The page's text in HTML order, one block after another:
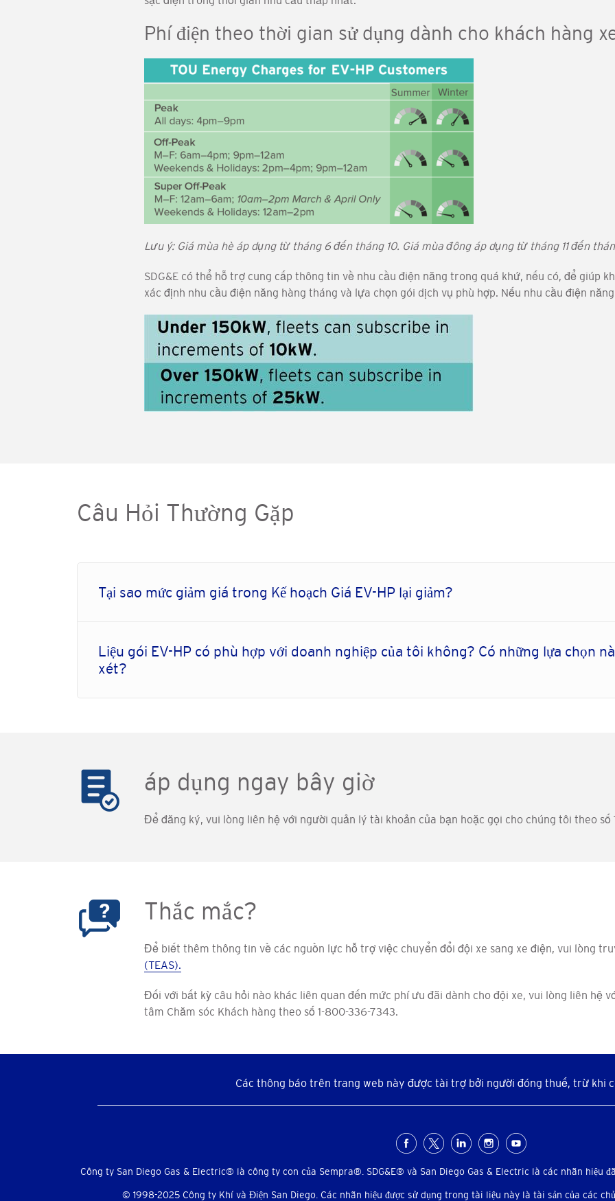
Phí điện theo thời gian sử dụng dành cho khách hàng
ảnh
Lưu ý: Giá mùa hè áp dụng từ tháng 6 đến tháng 10. Giá mùa đông áp dụng từ tháng 11 đến
SDG&E có thể hỗ trợ cung cấp thông tin về nhu cầu điện năng trong quá khứ, nếu có, để giúp
xác định nhu cầu điện năng hàng tháng và lựa chọn gói dịch vụ phù hợp. Nếu nhu cầu điện
Hình
Câu Hỏi Thường Gặp
Tại sao mức giảm giá trong Kế hoạch Giá EV-HP lại giảm?
Liệu gói EV-HP có phù hợp với doanh nghiệp của tôi không? Có những lựa chọn
xét?
áp dụng ngay bây giờ
Để đăng ký, vui lòng liên hệ với người quản lý tài khoản của bạn hoặc gọi cho chúng tôi theo số
Thắc mắc?
Để biết thêm thông tin về các nguồn lực hỗ trợ việc chuyển đổi đội xe sang xe điện, vui lòng
(TEAS).
Đối với bất kỳ câu hỏi nào khác liên quan đến mức phí ưu đãi dành cho đội xe, vui lòng liên hệ
tâm Chăm sóc Khách hàng theo số 1-800-336-7343.
Các thông báo trên trang web này được tài trợ bởi người đóng thuế, trừ khi
xã
Công ty San Diego Gas & Electric® là công ty con của Sempra®. SDG&E® và San Diego Gas & Electric là các nhãn hiệu
© 1998-2025 Công ty Khí và Điện San Diego. Các nhãn hiệu được sử dụng trong tài liệu này là tài sản của các